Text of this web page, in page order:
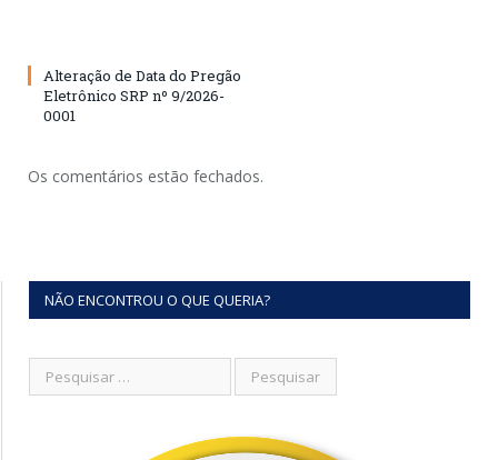
Alteração de Data do Pregão
Eletrônico SRP nº 9/2026-
0001
Os comentários estão fechados.
NÃO ENCONTROU O QUE QUERIA?